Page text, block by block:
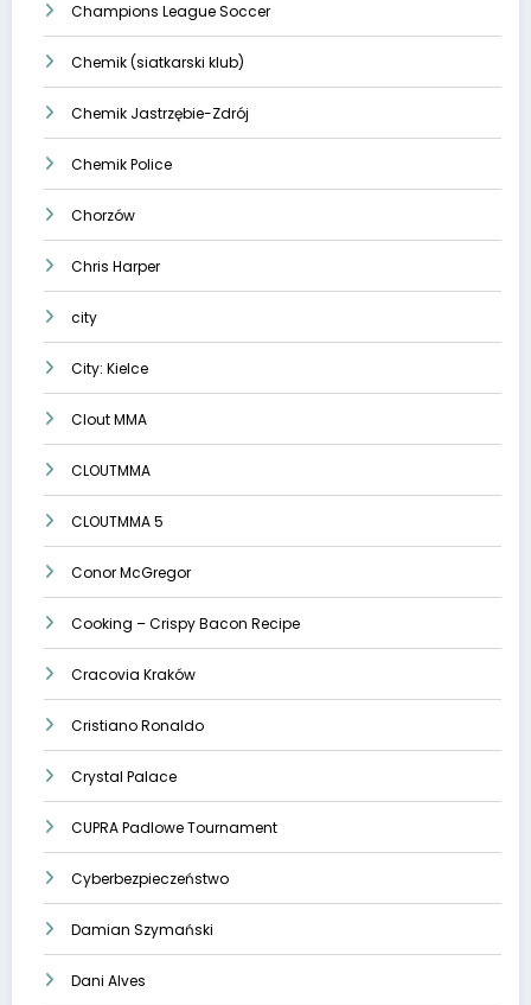
Champions League Soccer
Chemik (siatkarski klub)
Chemik Jastrzębie-Zdrój
Chemik Police
Chorzów
Chris Harper
city
City: Kielce
Clout MMA
CLOUTMMA
CLOUTMMA 5
Conor McGregor
Cooking – Crispy Bacon Recipe
Cracovia Kraków
Cristiano Ronaldo
Crystal Palace
CUPRA Padlowe Tournament
Cyberbezpieczeństwo
Damian Szymański
Dani Alves